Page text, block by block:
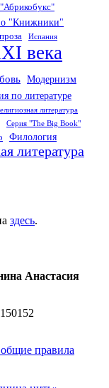
"Книжники"
Испания
века
Модернизм
по литературе
литература
Серия "The Big Book"
Филология
литература
здесь.
Анастасия
правила